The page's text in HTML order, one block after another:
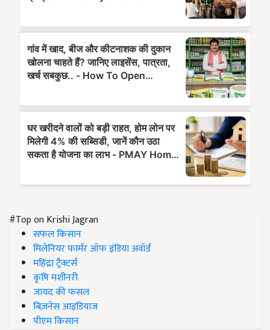
#Top on Krishi Jagran
सफल किसान
मिलेनियर फार्मर ऑफ इंडिया अवॉर्ड
महिंद्रा ट्रैक्टर्स
कृषि मशीनरी
जायद की फसल
बिज़नेस आइडियाज
पीएम किसान